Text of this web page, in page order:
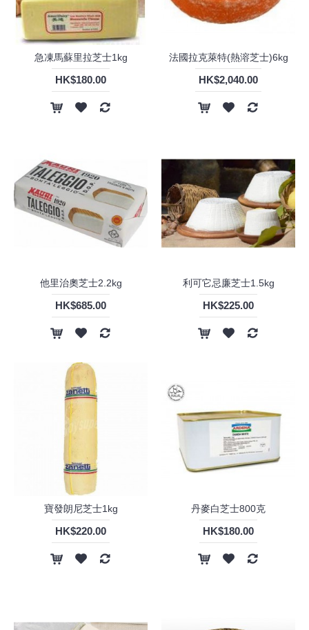
急凍馬蘇里拉芝士1kg
HK$180.00
法國拉克萊特(熱溶芝士)6kg
HK$2,040.00
他里治奧芝士2.2kg
HK$685.00
利可它忌廉芝士1.5kg
HK$225.00
寶發朗尼芝士1kg
HK$220.00
丹麥白芝士800克
HK$180.00